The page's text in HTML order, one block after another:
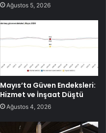
Ağustos 5, 2026
Mayıs’ta Güven Endeksleri:
Hizmet ve İnşaat Düştü
Ağustos 4, 2026